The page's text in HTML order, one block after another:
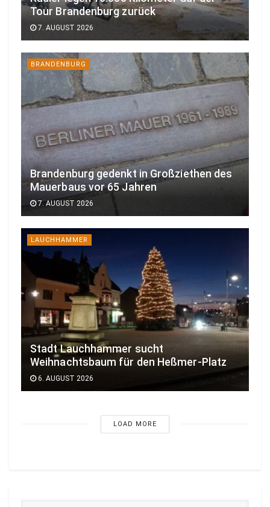
Tour Brandenburg zurück
7. AUGUST 2026
BRANDENBURG
Brandenburg gedenkt in Großziethen des
Mauerbaus vor 65 Jahren
7. AUGUST 2026
LAUCHHAMMER
Stadt Lauchhammer sucht
Weihnachtsbaum für den Heßmer-Platz
6. AUGUST 2026
LOAD MORE